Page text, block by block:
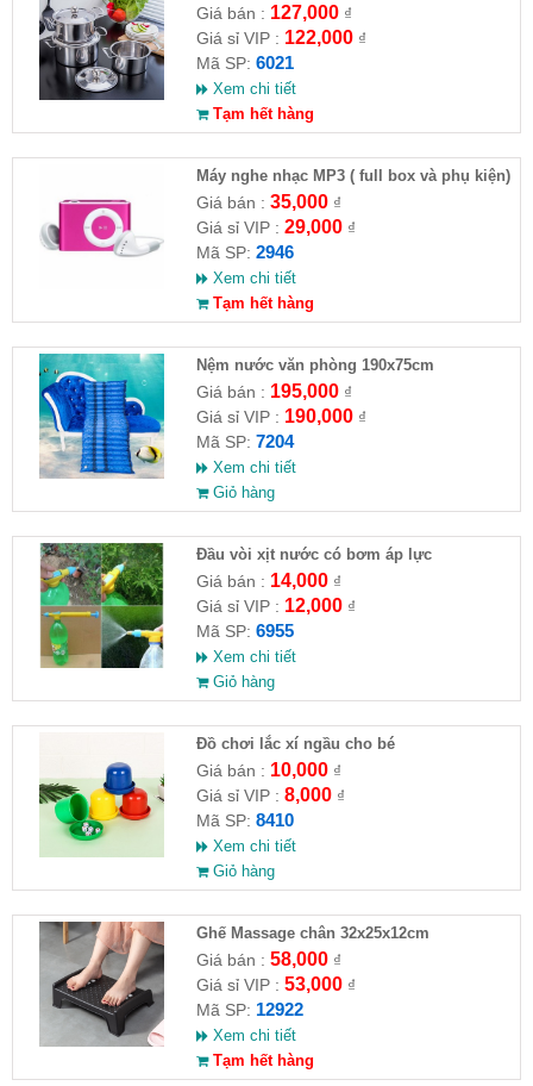
Giá bán : 127,000₫
Giá sỉ VIP : 122,000₫
Mã SP: 6021
Xem chi tiết
Tạm hết hàng
Máy nghe nhạc MP3 ( full box và phụ kiện)
Giá bán : 35,000₫
Giá sỉ VIP : 29,000₫
Mã SP: 2946
Xem chi tiết
Tạm hết hàng
Nệm nước văn phòng 190x75cm
Giá bán : 195,000₫
Giá sỉ VIP : 190,000₫
Mã SP: 7204
Xem chi tiết
Giỏ hàng
Đầu vòi xịt nước có bơm áp lực
Giá bán : 14,000₫
Giá sỉ VIP : 12,000₫
Mã SP: 6955
Xem chi tiết
Giỏ hàng
Đồ chơi lắc xí ngầu cho bé
Giá bán : 10,000₫
Giá sỉ VIP : 8,000₫
Mã SP: 8410
Xem chi tiết
Giỏ hàng
Ghế Massage chân 32x25x12cm
Giá bán : 58,000₫
Giá sỉ VIP : 53,000₫
Mã SP: 12922
Xem chi tiết
Tạm hết hàng